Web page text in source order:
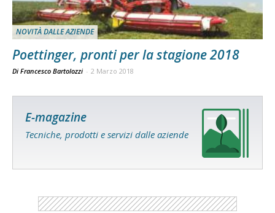
NOVITÀ DALLE AZIENDE
Poettinger, pronti per la stagione 2018
Di Francesco Bartolozzi - 2 Marzo 2018
E-magazine
Tecniche, prodotti e servizi dalle aziende